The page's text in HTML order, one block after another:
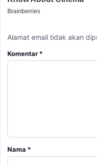
Alamat email tidak akan
Komentar *
Nama *